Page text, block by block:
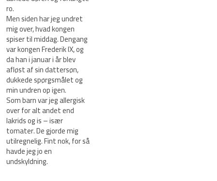
ro.
Men siden har jeg undret
mig over, hvad kongen
spiser til middag. Dengang
var kongen Frederik IX, og
da han i januar i år blev
afløst af sin dattersøn,
dukkede spørgsmålet og
min undren op igen.
Som barn var jeg allergisk
over for alt andet end
lakrids og is – især
tomater. De gjorde mig
utilregnelig. Fint nok, for så
havde jeg jo en
undskyldning.